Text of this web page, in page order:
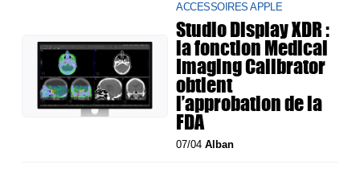
ACCESSOIRES APPLE
Studio Display XDR :
la fonction Medical
Imaging Calibrator
obtient
l’approbation de la
FDA
07/04Alban